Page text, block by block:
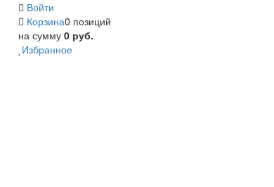
Войти
Корзина0 позиций
на сумму 0 руб.
Избранное